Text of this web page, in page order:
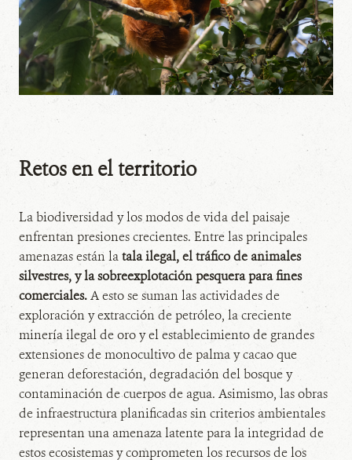
Retos en el territorio
La biodiversidad y los modos de vida del paisaje
enfrentan presiones crecientes. Entre las principales
amenazas están latala ilegal, el tráfico de animales
silvestres, y la sobreexplotación pesquera para fines
comerciales.A esto se suman las actividades de
exploración y extracción de petróleo, la creciente
minería ilegal de oro y el establecimiento de grandes
extensiones de monocultivo de palma y cacao que
generan deforestación, degradación del bosque y
contaminación de cuerpos de agua. Asimismo, las obras
de infraestructura planificadas sin criterios ambientales
representan una amenaza latente para la integridad de
estos ecosistemas y comprometen los recursos de los